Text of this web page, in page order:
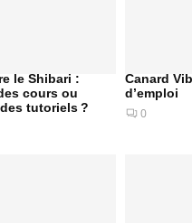
le Shibari :
cours ou
tutoriels ?
Canard
d’emploi
0